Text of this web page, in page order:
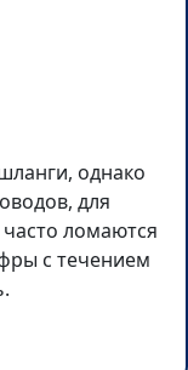
однако
для
ломаются
с течением